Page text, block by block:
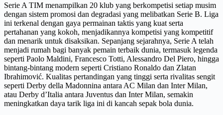
Serie A TIM menampilkan 20 klub yang berkompetisi setiap musim
dengan sistem promosi dan degradasi yang melibatkan Serie B. Liga
ini terkenal dengan gaya permainan taktis yang kuat serta
pertahanan yang kokoh, menjadikannya kompetisi yang kompetitif
dan menarik untuk disaksikan. Sepanjang sejarahnya, Serie A telah
menjadi rumah bagi banyak pemain terbaik dunia, termasuk legenda
seperti Paolo Maldini, Francesco Totti, Alessandro Del Piero, hingga
bintang-bintang modern seperti Cristiano Ronaldo dan Zlatan
Ibrahimović. Kualitas pertandingan yang tinggi serta rivalitas sengit
seperti Derby della Madonnina antara AC Milan dan Inter Milan,
atau Derby d’Italia antara Juventus dan Inter Milan, semakin
meningkatkan daya tarik liga ini di kancah sepak bola dunia.